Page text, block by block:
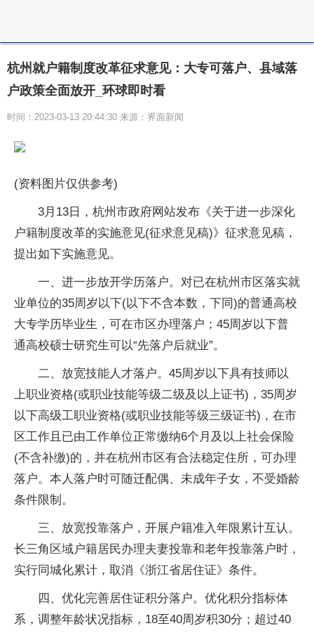
杭州就户籍制度改革征求意见：大专可落户、县域落
户政策全面放开_环球即时看
时间：2023-03-13 20:44:30 来源：界面新闻
(资料图片仅供参考)
3月13日，杭州市政府网站发布《关于进一步深化
户籍制度改革的实施意见(征求意见稿)》征求意见稿，
提出如下实施意见。
一、进一步放开学历落户。对已在杭州市区落实就
业单位的35周岁以下(以下不含本数，下同)的普通高校
大专学历毕业生，可在市区办理落户；45周岁以下普
通高校硕士研究生可以“先落户后就业”。
二、放宽技能人才落户。45周岁以下具有技师以
上职业资格(或职业技能等级二级及以上证书)，35周岁
以下高级工职业资格(或职业技能等级三级证书)，在市
区工作且已由工作单位正常缴纳6个月及以上社会保险
(不含补缴)的，并在杭州市区有合法稳定住所，可办理
落户。本人落户时可随迁配偶、未成年子女，不受婚龄
条件限制。
三、放宽投靠落户，开展户籍准入年限累计互认。
长三角区域户籍居民办理夫妻投靠和老年投靠落户时，
实行同城化累计，取消《浙江省居住证》条件。
四、优化完善居住证积分落户。优化积分指标体
系，调整年龄状况指标，18至40周岁积30分；超过40